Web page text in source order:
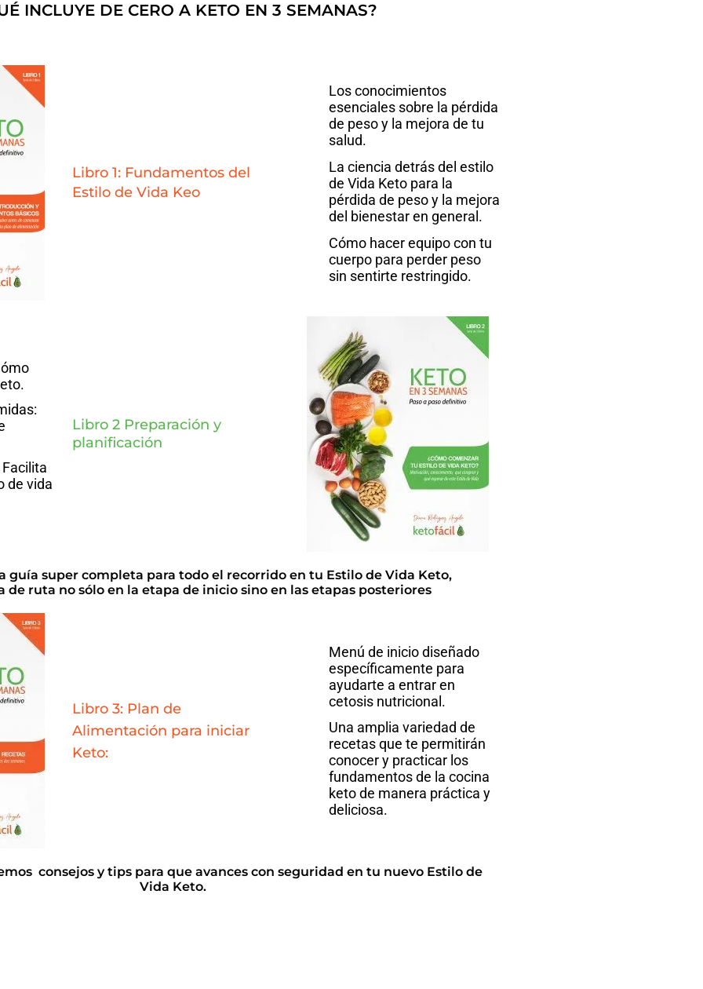
INCLUYE DE CERO A KETO EN 3 SEMANAS?
Libro 1: Fundamentos del
Estilo de Vida Keo
Los conocimientos
esenciales sobre la pérdida
de peso y la mejora de tu
salud.
La ciencia detrás del estilo
de Vida Keto para la
pérdida de peso y la mejora
del bienestar en general.
Cómo hacer equipo con tu
cuerpo para perder peso
sin sentirte restringido.
de vida
Libro 2 Preparación y
planificación
guía super completa para todo el recorrido en tu Estilo de Vida Keto,
de ruta no sólo en la etapa de inicio sino en las etapas posteriores
Libro 3: Plan de
Alimentación para iniciar
Keto:
Menú de inicio diseñado
específicamente para
ayudarte a entrar en
cetosis nutricional.
Una amplia variedad de
recetas que te permitirán
conocer y practicar los
fundamentos de la cocina
keto de manera práctica y
deliciosa.
consejos y tips para que avances con seguridad en tu nuevo Estilo de
Vida Keto.